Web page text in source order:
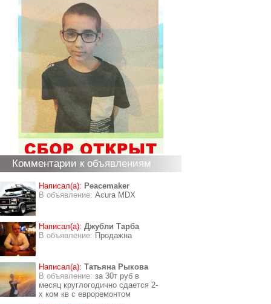
Комментарии к объявлениям
Написал(а): Peacemaker
В объявление: Acura MDX
Написал(а): Джубли Тарба
В объявление: Продажна
Написал(а): Татьяна Рыкова
В объявление: за 30т руб в
месяц круглогодично сдается 2-
х ком кв с евроремонтом